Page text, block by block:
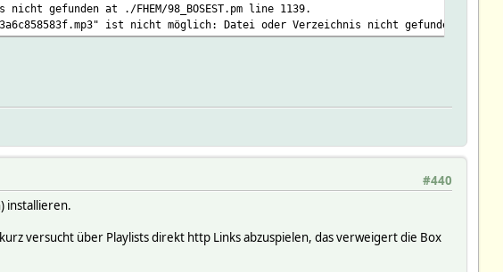
gefunden at ./FHEM/98_BOSEST.pm line 1139.
ist nicht möglich: Datei oder Verzeichnis nicht gefunden
#440
installieren.
versucht über Playlists direkt http Links abzuspielen, das verweigert die Box